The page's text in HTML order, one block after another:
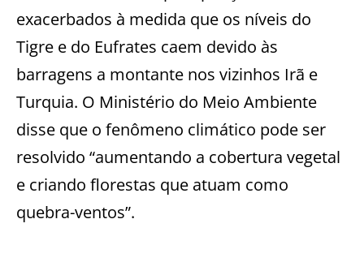
exacerbados à medida que os níveis do
Tigre e do Eufrates caem devido às
barragens a montante nos vizinhos Irã e
Turquia. O Ministério do Meio Ambiente
disse que o fenômeno climático pode ser
resolvido “aumentando a cobertura vegetal
e criando florestas que atuam como
quebra-ventos”.